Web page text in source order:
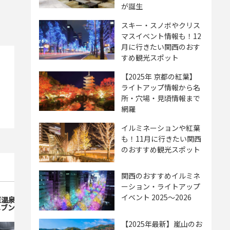
温泉 ７TH Ｈｅａｖｅｎ（セブ
ン）
コテージ・パラディ
が誕生
スキー・スノボやクリス
マスイベント情報も！12
月に行きたい関西のおす
すめ観光スポット
【2025年 京都の紅葉】
ライトアップ情報から名
所・穴場・見頃情報まで
網羅
イルミネーションや紅葉
も！11月に行きたい関西
のおすすめ観光スポット
関西のおすすめイルミネ
ーション・ライトアップ
イベント 2025～2026
【2025年最新】嵐山のお